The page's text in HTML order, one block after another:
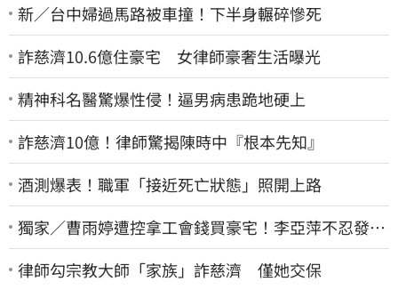
新／台中婦過馬路被車撞！下半身輾碎慘死
詐慈濟10.6億住豪宅 女律師豪奢生活曝光
精神科名醫驚爆性侵！逼男病患跪地硬上
詐慈濟10億！律師驚揭陳時中『根本先知』
酒測爆表！職軍「接近死亡狀態」照開上路
獨家／曹雨婷遭控拿工會錢買豪宅！李亞萍不忍發
聲：余天管工會都貼錢
律師勾宗教大師「家族」詐慈濟 僅她交保